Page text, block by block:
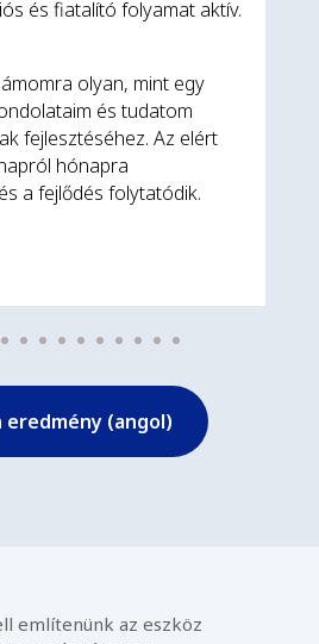
és fiatalító folyamat aktív.
olyan, mint egy
és tudatom
fejlesztéséhez. Az elért
hónapra
a fejlődés folytatódik.
eredmény (angol)
említenünk az eszköz